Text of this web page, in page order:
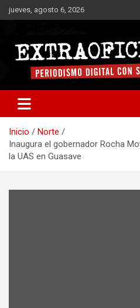
Saltar
al
jueves, agosto 6, 2026
Extraoficial
Inicio
Norte
Inaugura el gobernador Rocha
la UAS en Guasave